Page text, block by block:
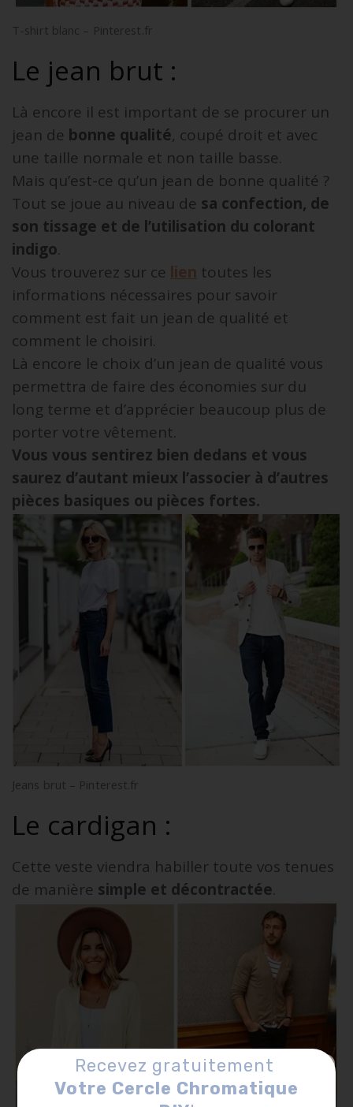
T-shirt blanc – Pinterest.fr
Le jean brut :
Là encore il est important de se procurer un
jean de bonne qualité, coupé droit et avec
une taille normale et non taille basse.
Mais qu’est-ce qu’un jean de bonne qualité ?
Tout se joue au niveau de sa confection, de
son tissage et de l’utilisation du colorant
indigo.
Vous trouverez sur ce lien toutes les
informations nécessaires pour savoir
comment est fait un jean de qualité et
comment le choisiri.
Là encore le choix d’un jean de qualité vous
permettra de faire des économies sur du
long terme et d’apprécier beaucoup plus de
porter votre vêtement.
Vous vous sentirez bien dedans et vous
saurez d’autant mieux l’associer à d’autres
pièces basiques ou pièces fortes.
Jeans brut – Pinterest.fr
Le cardigan :
Cette veste viendra habiller toute vos tenues
de manière simple et décontractée.
Recevez gratuitement
Votre Cercle Chromatique